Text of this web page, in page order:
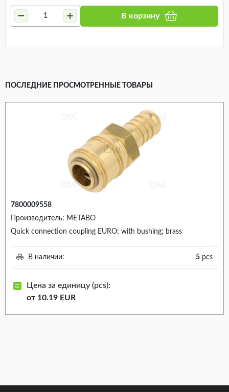
В корзину
ПОСЛЕДНИЕ ПРОСМОТРЕННЫЕ ТОВАРЫ
7800009558
Производитель: METABO
Quick connection coupling EURO; with bushing; brass
В наличии: 5 pcs
Цена за единицу (pcs):
от 10.19 EUR